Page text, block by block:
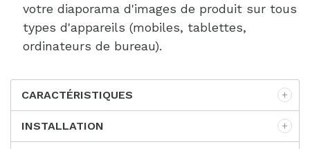
votre diaporama d'images de produit sur tous
types d'appareils (mobiles, tablettes,
ordinateurs de bureau).
CARACTÉRISTIQUES
INSTALLATION